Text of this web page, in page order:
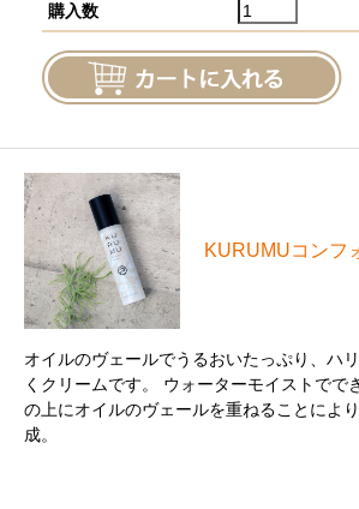
購入数
KURUMUコンフ
オイルのヴェールでうるおいたっぷり、ハ
くクリームです。 ウォーターモイストでで
の上にオイルのヴェールを重ねることによ
成。